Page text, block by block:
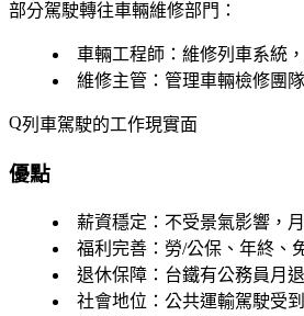
部分駕駛轉往車輛維修部門：
車輛工程師 ：維修列車系統
維修主管 ：管理車輛檢修團
列車駕駛的工作現實面
優點
薪資穩定 ：不受景氣影響，
福利完善 ：勞/公保、年終、
退休保障 ：台鐵有公務員月
社會地位 ：公共運輸駕駛受